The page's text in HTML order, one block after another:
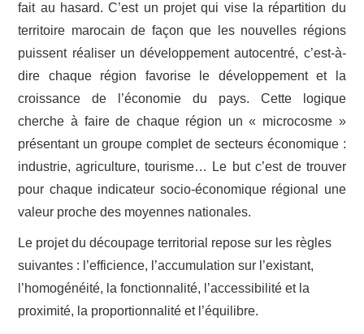
fait au hasard. C’est un projet qui vise la répartition du
territoire marocain de façon que les nouvelles régions
puissent réaliser un développement autocentré, c’est-à-
dire chaque région favorise le développement et la
croissance de l’économie du pays. Cette logique
cherche à faire de chaque région un « microcosme »
présentant un groupe complet de secteurs économique :
industrie, agriculture, tourisme… Le but c’est de trouver
pour chaque indicateur socio-économique régional une
valeur proche des moyennes nationales.
Le projet du découpage territorial repose sur les règles
suivantes : l’efficience, l’accumulation sur l’existant,
l’homogénéité, la fonctionnalité, l’accessibilité et la
proximité, la proportionnalité et l’équilibre.